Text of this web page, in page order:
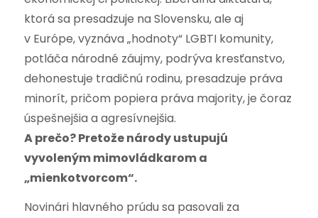
ktorá sa presadzuje na Slovensku, ale aj
v Európe, vyznáva „hodnoty“ LGBTI komunity,
potláča národné záujmy, podrýva kresťanstvo,
dehonestuje tradičnú rodinu, presadzuje práva
minorít, pričom popiera práva majority, je čoraz
úspešnejšia a agresívnejšia.
A prečo? Pretože národy ustupujú
vyvoleným mimovládkarom a
„mienkotvorcom“.
Novinári hlavného prúdu sa pasovali za